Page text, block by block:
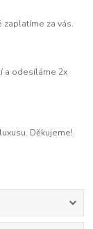
za vás.
a odesíláme 2x
Děkujeme!